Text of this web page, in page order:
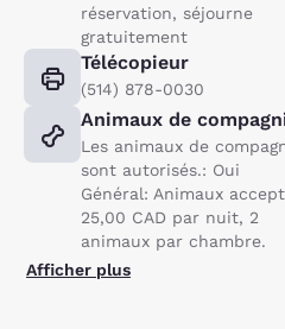
réservation, séjourne
gratuitement
Télécopieur
(514) 878-0030
Animaux de
Les animaux de
sont autorisés.: Oui
Général: Animaux
25,00 CAD par nuit, 2
animaux par chambre.
Afficher plus